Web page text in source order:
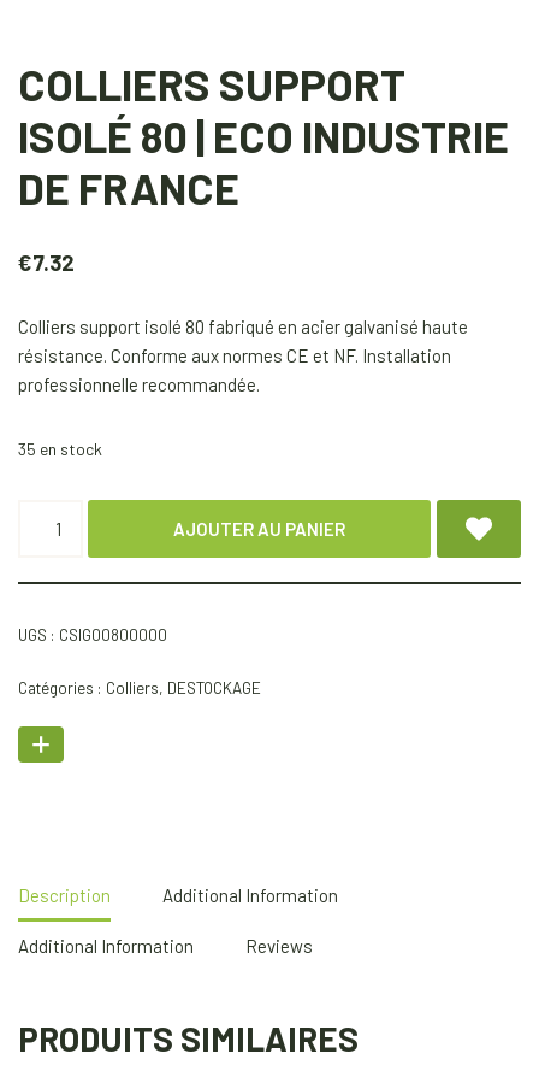
COLLIERS SUPPORT
ISOLÉ 80 | ECO INDUSTRIE
DE FRANCE
€7.32
Colliers support isolé 80 fabriqué en acier galvanisé haute
résistance. Conforme aux normes CE et NF. Installation
professionnelle recommandée.
35 en stock
AJOUTER AU PANIER
UGS : CSIG00800000
Catégories : Colliers, DESTOCKAGE
Description Additional Information
Additional Information Reviews
PRODUITS SIMILAIRES